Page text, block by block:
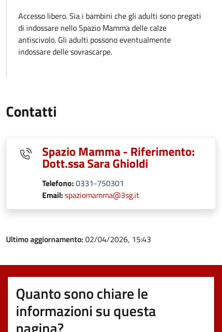
Accesso libero. Sia i bambini che gli adulti sono pregati
di indossare nello Spazio Mamma delle calze
antiscivolo. Gli adulti possono eventualmente
indossare delle sovrascarpe.
Contatti
Spazio Mamma - Riferimento:
Dott.ssa Sara Ghioldi
Telefono:0331-750301
Email:spaziomamma@3sg.it
Ultimo aggiornamento: 02/04/2026, 15:43
Quanto sono chiare le
informazioni su questa